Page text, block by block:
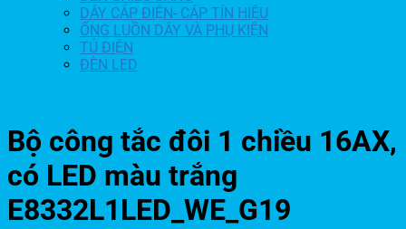
DÂY CÁP ĐIỆN- CÁP TÍN HIỆU
ỐNG LUỒN DÂY VÀ PHỤ KIỆN
TỦ ĐIỆN
ĐÈN LED
Bộ công tắc đôi 1 chiều 16AX,
có LED màu trắng
E8332L1LED_WE_G19